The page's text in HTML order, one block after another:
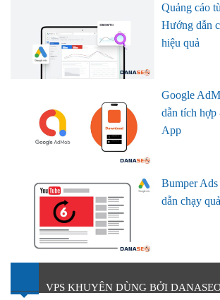
Quảng cáo
Hướng dẫn
hiệu quả
Google
dẫn tích
App
Bumper
dẫn chạy
VPS KHUYÊN DÙNG BỞI